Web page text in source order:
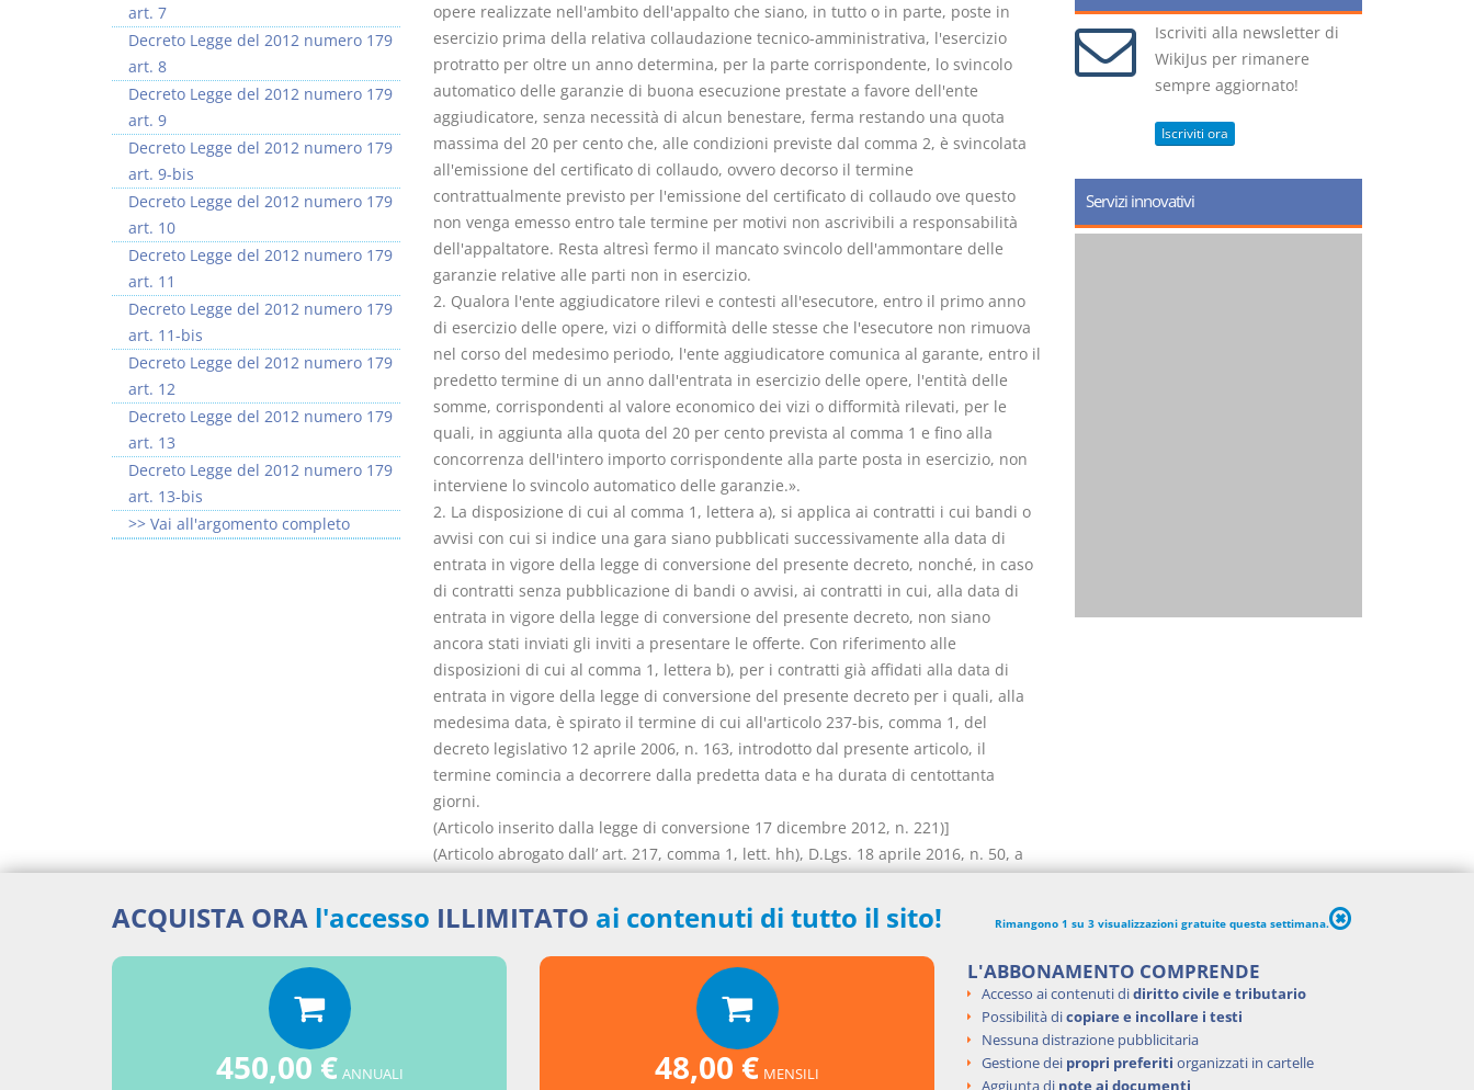
opere realizzate nell'ambito dell'appalto che siano, in tutto o in parte, poste in
esercizio prima della relativa collaudazione tecnico-amministrativa, l'esercizio
protratto per oltre un anno determina, per la parte corrispondente, lo svincolo
automatico delle garanzie di buona esecuzione prestate a favore dell'ente
aggiudicatore, senza necessità di alcun benestare, ferma restando una quota
massima del 20 per cento che, alle condizioni previste dal comma 2, è svincolata
all'emissione del certificato di collaudo, ovvero decorso il termine
contrattualmente previsto per l'emissione del certificato di collaudo ove questo
non venga emesso entro tale termine per motivi non ascrivibili a responsabilità
dell'appaltatore. Resta altresì fermo il mancato svincolo dell'ammontare delle
garanzie relative alle parti non in esercizio.
2. Qualora l'ente aggiudicatore rilevi e contesti all'esecutore, entro il primo anno
di esercizio delle opere, vizi o difformità delle stesse che l'esecutore non rimuova
nel corso del medesimo periodo, l'ente aggiudicatore comunica al garante, entro il
predetto termine di un anno dall'entrata in esercizio delle opere, l'entità delle
somme, corrispondenti al valore economico dei vizi o difformità rilevati, per le
quali, in aggiunta alla quota del 20 per cento prevista al comma 1 e fino alla
concorrenza dell'intero importo corrispondente alla parte posta in esercizio, non
interviene lo svincolo automatico delle garanzie.».
2. La disposizione di cui al comma 1, lettera a), si applica ai contratti i cui bandi o
avvisi con cui si indice una gara siano pubblicati successivamente alla data di
entrata in vigore della legge di conversione del presente decreto, nonché, in caso
di contratti senza pubblicazione di bandi o avvisi, ai contratti in cui, alla data di
entrata in vigore della legge di conversione del presente decreto, non siano
ancora stati inviati gli inviti a presentare le offerte. Con riferimento alle
disposizioni di cui al comma 1, lettera b), per i contratti già affidati alla data di
entrata in vigore della legge di conversione del presente decreto per i quali, alla
medesima data, è spirato il termine di cui all'articolo 237-bis, comma 1, del
decreto legislativo 12 aprile 2006, n. 163, introdotto dal presente articolo, il
termine comincia a decorrere dalla predetta data e ha durata di centottanta
giorni.
(Articolo inserito dalla legge di conversione 17 dicembre 2012, n. 221)]
(Articolo abrogato dall’ art. 217, comma 1, lett. hh), D.Lgs. 18 aprile 2016, n. 50, a
decorrere dal 19 aprile 2016, ai sensi di quanto disposto dall’ art. 220 del
medesimo D.Lgs. n. 50/2016)
art. 7
Decreto Legge del 2012 numero 179
art. 8
Decreto Legge del 2012 numero 179
art. 9
Decreto Legge del 2012 numero 179
art. 9-bis
Decreto Legge del 2012 numero 179
art. 10
Decreto Legge del 2012 numero 179
art. 11
Decreto Legge del 2012 numero 179
art. 11-bis
Decreto Legge del 2012 numero 179
art. 12
Decreto Legge del 2012 numero 179
art. 13
Decreto Legge del 2012 numero 179
art. 13-bis
>> Vai all'argomento completo
Iscriviti alla newsletter di
WikiJus per rimanere
sempre aggiornato!
Iscriviti ora
Servizi innovativi
ACQUISTA ORA l'accesso ILLIMITATO ai contenuti di tutto il sito! Rimangono 1 su 3 visualizzazioni gratuite questa settimana.
450,00 € ANNUALI 48,00 € MENSILI
L'ABBONAMENTO COMPRENDE
Accesso ai contenuti didiritto civile e tributario
Possibilità dicopiare e incollare i testi
Nessuna distrazione pubblicitaria
Gestione dei propri preferiti organizzati in cartelle
Aggiunta di note ai documenti